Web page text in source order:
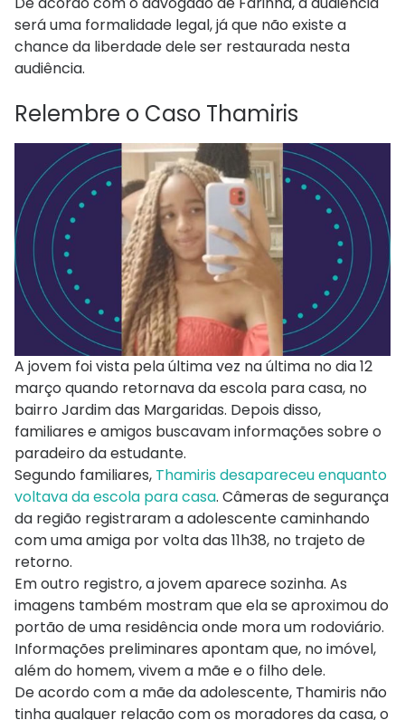
será uma formalidade legal, já que não existe a
chance da liberdade dele ser restaurada nesta
audiência.
Relembre o Caso Thamiris
A jovem foi vista pela última vez na última no dia 12
março quando retornava da escola para casa, no
bairro Jardim das Margaridas. Depois disso,
familiares e amigos buscavam informações sobre o
paradeiro da estudante.
Segundo familiares, Thamiris desapareceu enquanto
voltava da escola para casa. Câmeras de segurança
da região registraram a adolescente caminhando
com uma amiga por volta das 11h38, no trajeto de
retorno.
Em outro registro, a jovem aparece sozinha. As
imagens também mostram que ela se aproximou do
portão de uma residência onde mora um rodoviário.
Informações preliminares apontam que, no imóvel,
além do homem, vivem a mãe e o filho dele.
De acordo com a mãe da adolescente, Thamiris não
tinha qualquer relação com os moradores da casa, o